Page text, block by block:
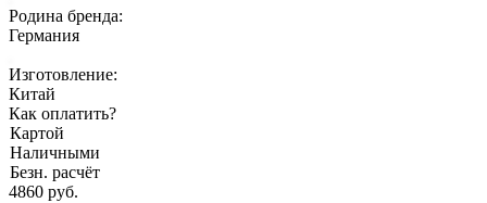
Родина бренда:
Германия
Изготовление:
Китай
Как оплатить?
Картой
Наличными
Безн. расчёт
4860 руб.